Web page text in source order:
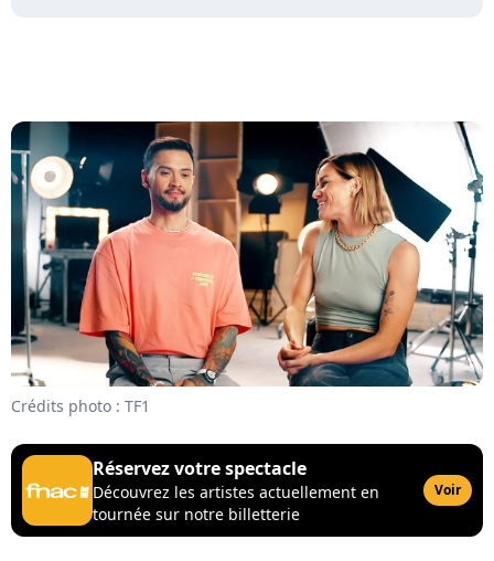
Crédits photo : TF1
Réservez votre spectacle
Découvrez les artistes actuellement en
tournée sur notre billetterie
Voir